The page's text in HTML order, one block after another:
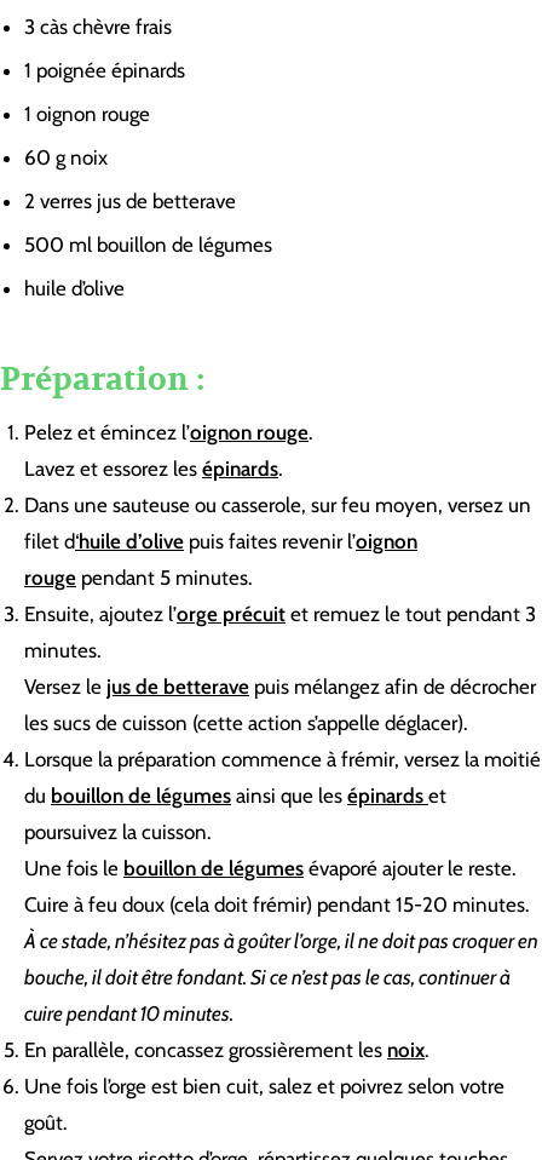
3 càs chèvre frais
1 poignée épinards
1 oignon rouge
60 g noix
2 verres jus de betterave
500 ml bouillon de légumes
huile d’olive
Préparation :
Pelez et émincez l’oignon rouge.
Lavez et essorez les épinards.
Dans une sauteuse ou casserole, sur feu moyen, versez un
filet d‘huile d’olive puis faites revenir l’oignon
rouge pendant 5 minutes.
Ensuite, ajoutez l’orge précuit et remuez le tout pendant 3
minutes.
Versez le jus de betterave puis mélangez afin de décrocher
les sucs de cuisson (cette action s’appelle déglacer).
Lorsque la préparation commence à frémir, versez la moitié
du bouillon de légumes ainsi que les épinards et
poursuivez la cuisson.
Une fois le bouillon de légumes évaporé ajouter le reste.
Cuire à feu doux (cela doit frémir) pendant 15-20 minutes.
À ce stade, n’hésitez pas à goûter l’orge, il ne doit pas croquer en
bouche, il doit être fondant. Si ce n’est pas le cas, continuer à
cuire pendant 10 minutes.
En parallèle, concassez grossièrement les noix.
Une fois l’orge est bien cuit, salez et poivrez selon votre
goût.